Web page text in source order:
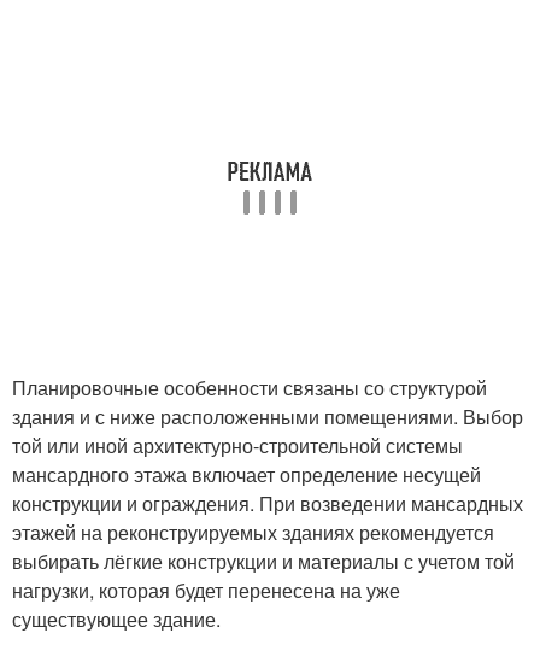
Планировочные особенности связаны со структурой
здания и с ниже расположенными помещениями. Выбор
той или иной архитектурно-строительной системы
мансардного этажа включает определение несущей
конструкции и ограждения. При возведении мансардных
этажей на реконструируемых зданиях рекомендуется
выбирать лёгкие конструкции и материалы с учетом той
нагрузки, которая будет перенесена на уже
существующее здание.